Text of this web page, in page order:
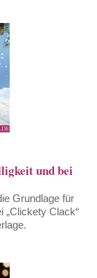
und bei
Grundlage für
„Clickety Clack“